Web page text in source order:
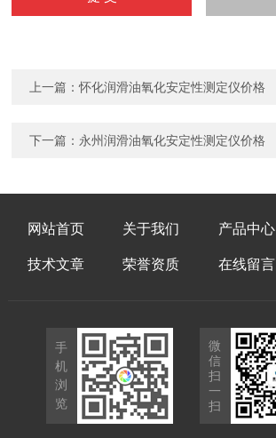
上一篇：怀化润滑油氧化安定性测定仪价格
下一篇： 永州润滑油氧化安定性测定仪价格
网站首页 关于我们 产品中心
技术文章 荣誉资质 在线留言
手
机
浏
览
微
信
扫
一
扫